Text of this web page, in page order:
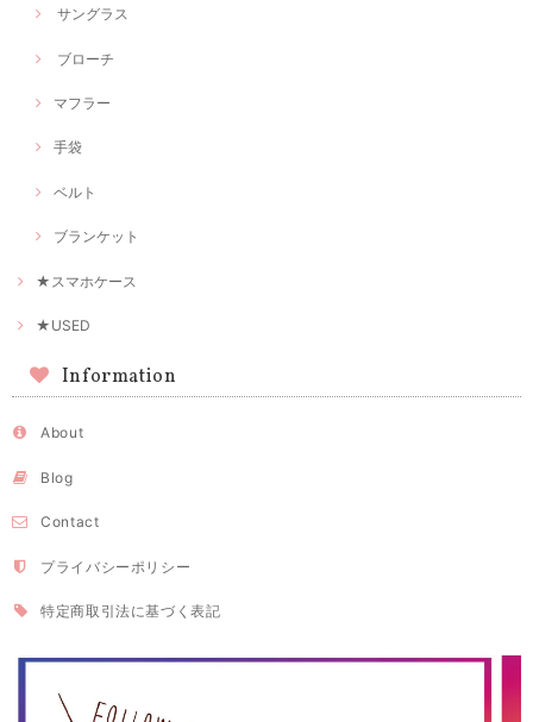
サングラス
ブローチ
マフラー
手袋
ベルト
ブランケット
★スマホケース
★USED
Information
About
Blog
Contact
プライバシーポリシー
特定商取引法に基づく表記